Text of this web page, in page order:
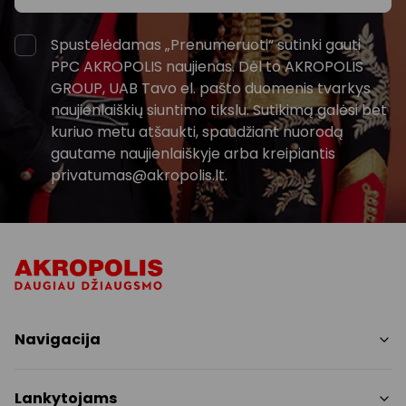
Spustelėdamas „Prenumeruoti“ sutinki gauti
PPC AKROPOLIS naujienas. Dėl to AKROPOLIS
GROUP, UAB Tavo el. pašto duomenis tvarkys
naujienlaiškių siuntimo tikslu. Sutikimą galėsi bet
kuriuo metu atšaukti, spaudžiant nuorodą
gautame naujienlaiškyje arba kreipiantis
privatumas@akropolis.lt.
Navigacija
Lankytojams